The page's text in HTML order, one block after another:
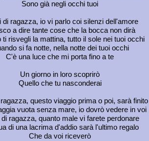
Sono già negli occhi tuoi
di ragazza, io vi parlo coi silenzi dell'amore
a dire tante cose che la bocca non dirà
ti risvegli la mattina, tutto il sole nei tuoi occhi
si fa notte, nella notte dei tuoi occhi
C'è una luce che mi porta fino a te
Un giorno in loro scoprirò
Quello che tu nasconderai
questo viaggio prima o poi, sarà finito
vuota senza mare, io dovrò vedere in voi
ragazza, quanto male vi farete perdonare
di una lacrima d'addio sarà l'ultimo regalo
Che da voi riceverò